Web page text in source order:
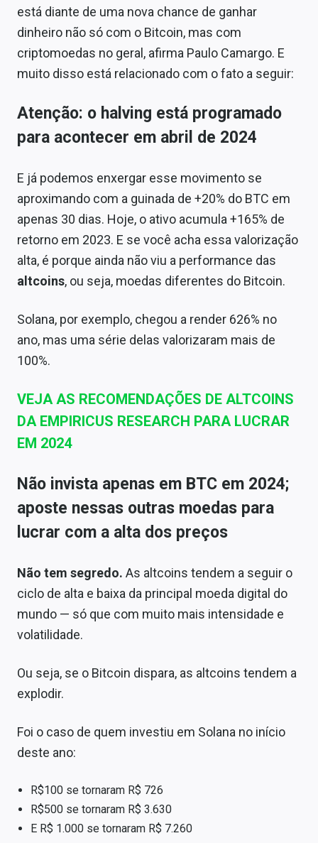
está diante de uma nova chance de ganhar
dinheiro não só com o Bitcoin, mas com
criptomoedas no geral, afirma Paulo Camargo. E
muito disso está relacionado com o fato a seguir:
Atenção: o halving está programado
para acontecer em abril de 2024
E já podemos enxergar esse movimento se
aproximando com a guinada de +20% do BTC em
apenas 30 dias. Hoje, o ativo acumula +165% de
retorno em 2023. E se você acha essa valorização
alta, é porque ainda não viu a performance das
altcoins, ou seja, moedas diferentes do Bitcoin.
Solana, por exemplo, chegou a render 626% no
ano, mas uma série delas valorizaram mais de
100%.
VEJA AS RECOMENDAÇÕES DE ALTCOINS
DA EMPIRICUS RESEARCH PARA LUCRAR
EM 2024
Não invista apenas em BTC em 2024;
aposte nessas outras moedas para
lucrar com a alta dos preços
Não tem segredo. As altcoins tendem a seguir o
ciclo de alta e baixa da principal moeda digital do
mundo — só que com muito mais intensidade e
volatilidade.
Ou seja, se o Bitcoin dispara, as altcoins tendem a
explodir.
Foi o caso de quem investiu em Solana no início
deste ano:
R$100 se tornaram R$ 726
R$500 se tornaram R$ 3.630
E R$ 1.000 se tornaram R$ 7.260